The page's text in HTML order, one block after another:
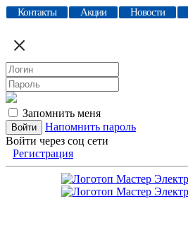
Контакты Акции Новости
Запомнить меня
Напомнить пароль
Войти через соц сети
Регистрация